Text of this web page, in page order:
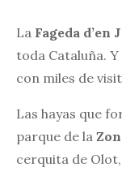
La Fageda d’en
toda Cataluña.
con miles de
Las hayas que
parque de la
cerquita de